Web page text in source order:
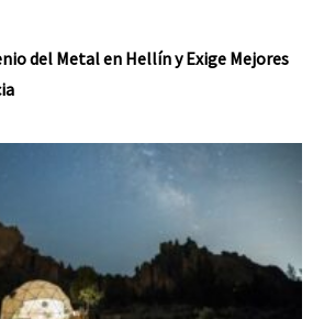
del Metal en Hellín y Exige Mejores